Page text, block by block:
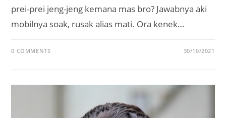
prei-prei jeng-jeng kemana mas bro? Jawabnya aki
mobilnya soak, rusak alias mati. Ora kenek…
0 COMMENTS 30/10/2021